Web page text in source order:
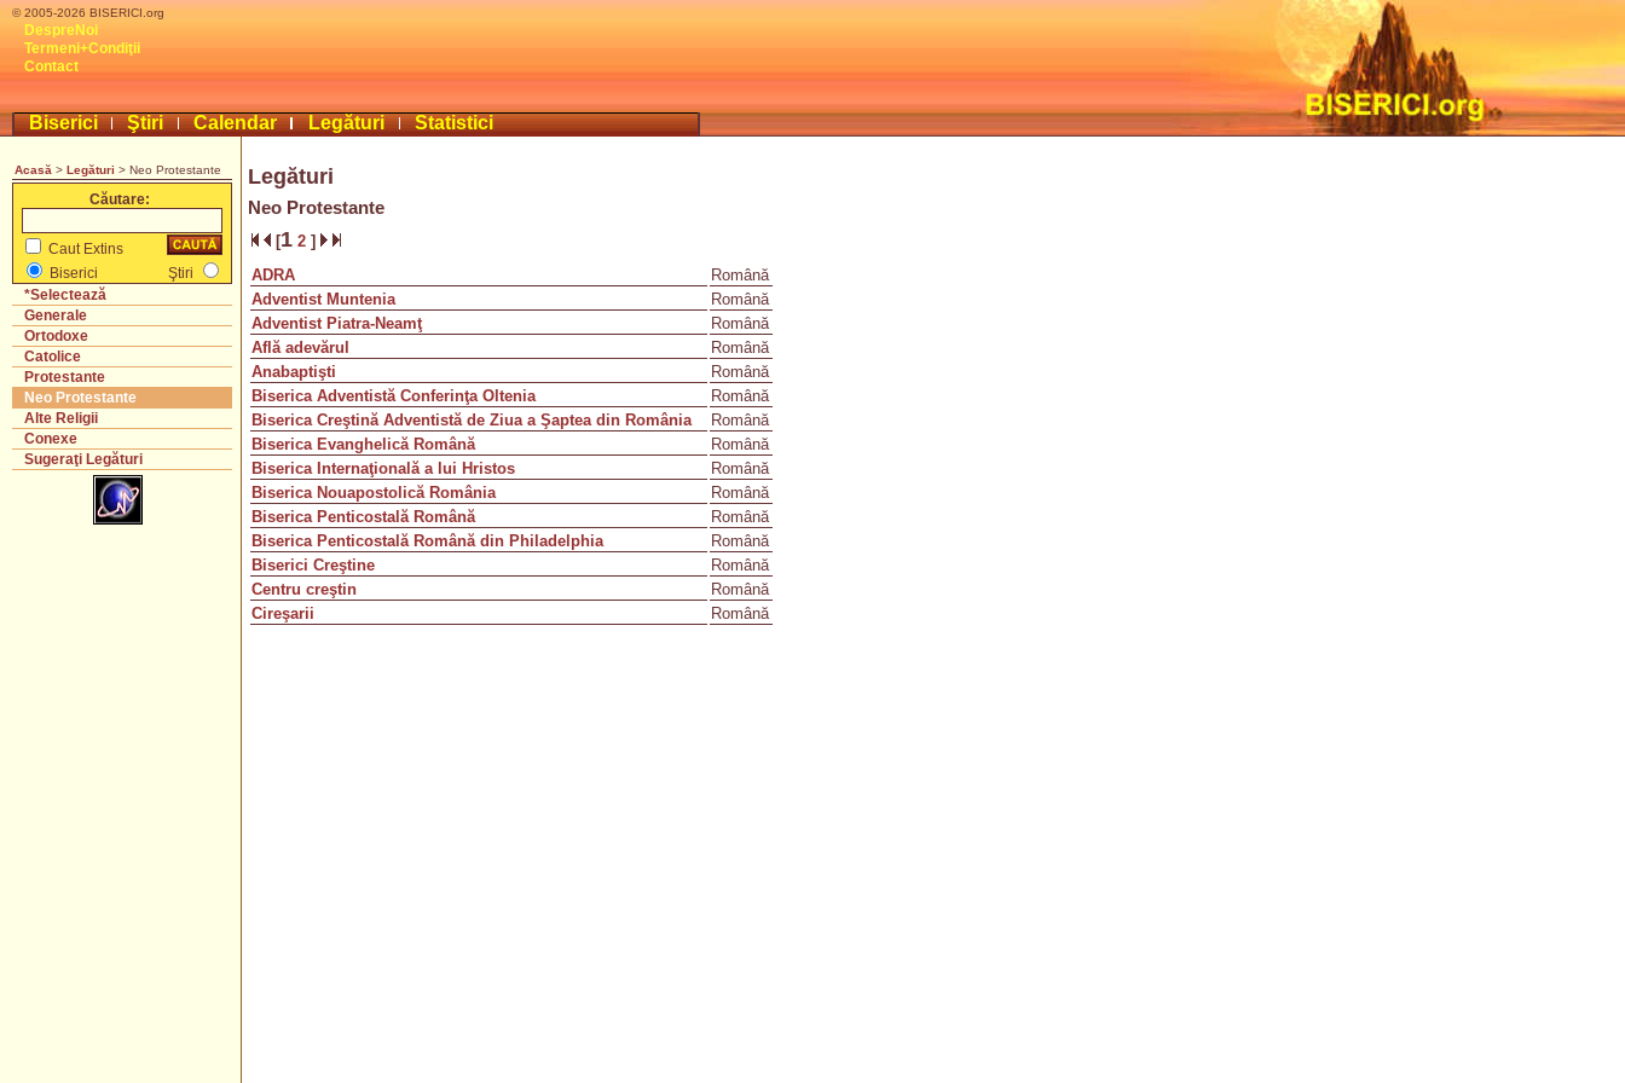
© 2005-2026 BISERICI.org
DespreNoi
Termeni+Condiţii
Contact
Biserici Ştiri Calendar Legături Statistici
Acasă > Legături > Neo Protestante
Căutare:
Caut Extins
Biserici
Ştiri
*Selectează
Generale
Ortodoxe
Catolice
Protestante
Neo Protestante
Alte Religii
Conexe
Sugeraţi Legături
Legături
Neo Protestante
[1 2 ]
ADRA
Română
Adventist Muntenia
Română
Adventist Piatra-Neamţ
Română
Află adevărul
Română
Anabaptişti
Română
Biserica Adventistă Conferinţa Oltenia
Română
Biserica Creştină Adventistă de Ziua a Şaptea din România
Română
Biserica Evanghelică Română
Română
Biserica Internaţională a lui Hristos
Română
Biserica Nouapostolică România
Română
Biserica Penticostală Română
Română
Biserica Penticostală Română din Philadelphia
Română
Biserici Creştine
Română
Centru creştin
Română
Cireşarii
Română